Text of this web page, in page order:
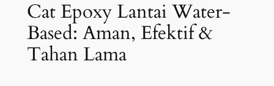
Cat Epoxy Lantai Water-
Based: Aman, Efektif &
Tahan Lama